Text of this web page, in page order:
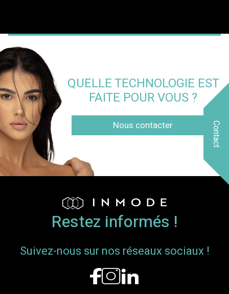
QUELLE TECHNOLOGIE EST
FAITE POUR VOUS ?
Nous contacter Contact
Restez informés !
Suivez-nous sur nos réseaux sociaux !